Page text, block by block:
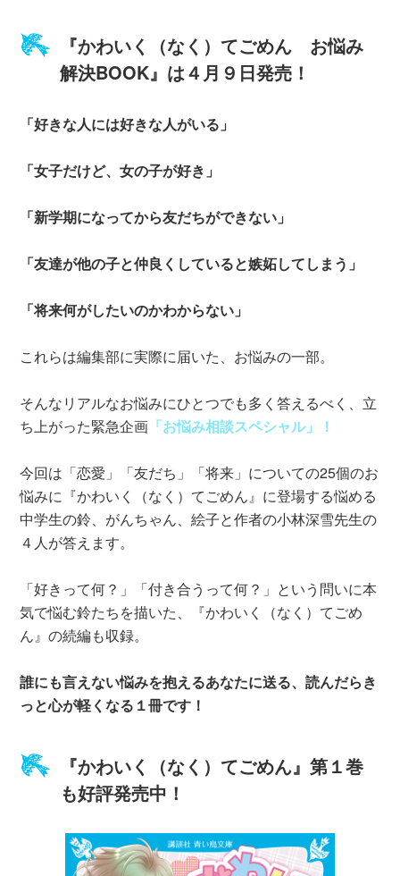
『かわいく（なく）てごめん お悩み
解決BOOK』は４月９日発売！
「好きな人には好きな人がいる」
「女子だけど、女の子が好き」
「新学期になってから友だちができない」
「友達が他の子と仲良くしていると嫉妬してしまう」
「将来何がしたいのかわからない」
これらは編集部に実際に届いた、お悩みの一部。
そんなリアルなお悩みにひとつでも多く答えるべく、立
ち上がった緊急企画 「お悩み相談スペシャル」！
今回は「恋愛」「友だち」「将来」についての25個のお
悩みに『かわいく（なく）てごめん』に登場する悩める
中学生の鈴、がんちゃん、絵子と作者の小林深雪先生の
４人が答えます。
「好きって何？」「付き合うって何？」という問いに本
気で悩む鈴たちを描いた、『かわいく（なく）てごめ
ん』の続編も収録。
誰にも言えない悩みを抱えるあなたに送る、読んだらき
っと心が軽くなる１冊です！
『かわいく（なく）てごめん』第１巻
も好評発売中！